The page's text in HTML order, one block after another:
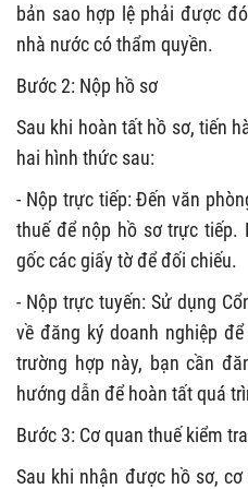
bản sao hợp lệ phải được
nhà nước có thẩm quyền.
Bước 2: Nộp hồ sơ
Sau khi hoàn tất hồ sơ, tiến
hai hình thức sau:
- Nộp trực tiếp: Đến văn
thuế để nộp hồ sơ trực tiếp.
gốc các giấy tờ để đối chiếu.
- Nộp trực tuyến: Sử dụng
về đăng ký doanh nghiệp
trường hợp này, bạn cần
hướng dẫn để hoàn tất quá
Bước 3: Cơ quan thuế kiểm
Sau khi nhận được hồ sơ,